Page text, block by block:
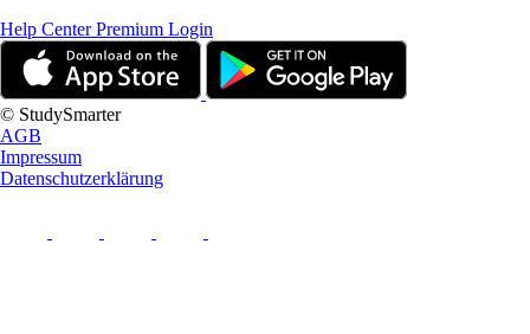
Help CenterPremium Login
© StudySmarter
AGB
Impressum
Datenschutzerklärung